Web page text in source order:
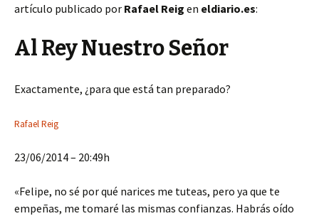
artículo publicado por Rafael Reig en eldiario.es:
Al Rey Nuestro Señor
Exactamente, ¿para que está tan preparado?
Rafael Reig
23/06/2014 – 20:49h
«Felipe, no sé por qué narices me tuteas, pero ya que te
empeñas, me tomaré las mismas confianzas. Habrás oído